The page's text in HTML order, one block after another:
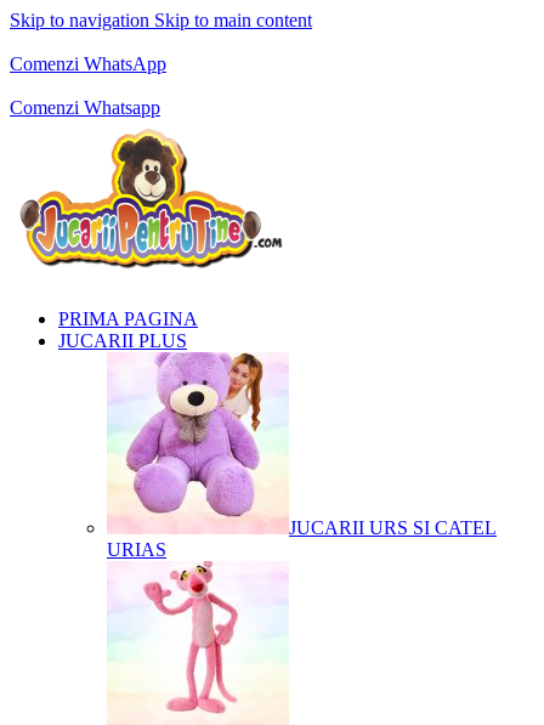
Skip to navigation Skip to main content
Comenzi WhatsApp
Comenzi Whatsapp
PRIMA PAGINA
JUCARII PLUS
JUCARII URS SI CATEL
URIAS